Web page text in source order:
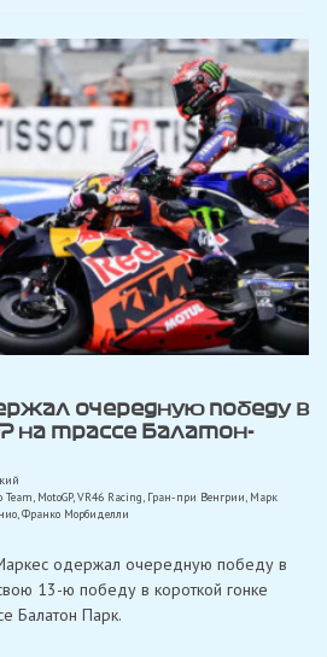
2026
года
очередную победу в
на трассе Балатон-
Team, MotoGP,VR46 Racing, Гран-при Венгрии, Марк
,Франко Морбиделли
одержал очередную победу в
13-ю победу в короткой гонке
Балатон Парк.